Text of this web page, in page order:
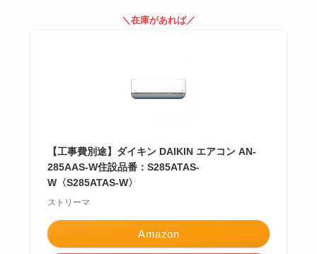
＼在庫があれば／
【工事費別途】ダイキン DAIKIN エアコン AN-
285AAS-W住設品番：S285ATAS-
W〈S285ATAS-W〉
ストリーマ
Amazon